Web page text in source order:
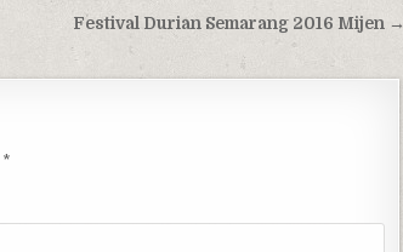
Festival Durian Semarang 2016 Mijen →
*